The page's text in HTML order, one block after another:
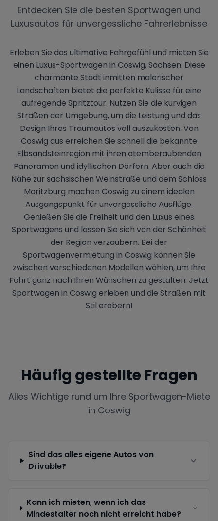
Entdecken Sie die besten Sportwagen und
Luxusautos für unvergessliche Fahrerlebnisse
Erleben Sie das ultimative Fahrgefühl und mieten Sie
einen Luxus-Sportwagen in Coswig, Sachsen. Diese
charmante Stadt inmitten malerischer
Landschaften bietet die perfekte Kulisse für eine
aufregende Spritztour. Nutzen Sie die kurvigen
Straßen der Umgebung, um die Leistung und das
Design Ihres Traumautos voll auszukosten. Von
Coswig aus erreichen Sie schnell die bekannte
Elbsandsteinregion mit ihren atemberaubenden
Panoramen und idyllischen Dörfern. Aber auch die
Nähe zur sächsischen Weinstraße und dem Schloss
Moritzburg machen Coswig zu einem idealen
Ausgangspunkt für unvergessliche Ausflüge.
Genießen Sie die Freiheit und den Luxus eines
Sportwagens und lassen Sie sich von der Schönheit
der Region verzaubern. Bei der
Sportwagenvermietung in Coswig können Sie
zwischen verschiedenen Modellen wählen, um Ihre
Fahrt ganz nach Ihren Wünschen zu gestalten. Jetzt
Sportwagen in Coswig erleben und die Straßen mit
Stil erobern!
Häufig gestellte Fragen
Alles Wichtige rund um Ihre Sportwagen-Miete
in Coswig
Sind das alles eigene Autos von
Drivable?
Kann ich mieten, wenn ich das
Mindestalter noch nicht erreicht habe?